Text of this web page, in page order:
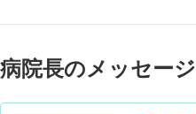
病院長のメッセージ